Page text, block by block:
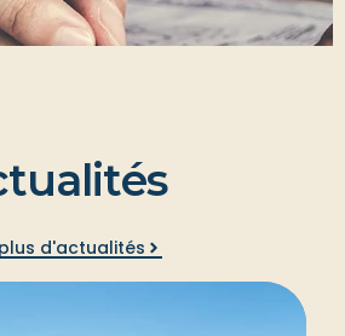
tualités
d'actualités